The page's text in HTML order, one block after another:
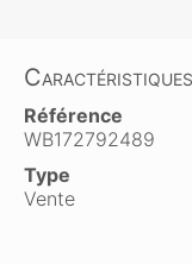
Caractéristiques
Référence
WB172792489
Type
Vente